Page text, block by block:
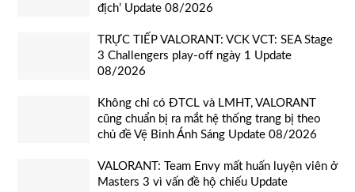
địch’ Update 08/2026
TRỰC TIẾP VALORANT: VCK VCT: SEA Stage
3 Challengers play-off ngày 1 Update
08/2026
Không chỉ có ĐTCL và LMHT, VALORANT
cũng chuẩn bị ra mắt hệ thống trang bị theo
chủ đề Vệ Binh Ánh Sáng Update 08/2026
VALORANT: Team Envy mất huấn luyện viên ở
Masters 3 vì vấn đề hộ chiếu Update